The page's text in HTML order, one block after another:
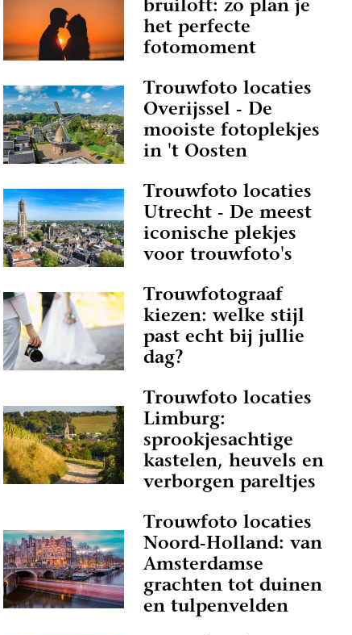
bruiloft: zo plan je
het perfecte
fotomoment
Trouwfoto locaties
Overijssel - De
mooiste fotoplekjes
in 't Oosten
Trouwfoto locaties
Utrecht - De meest
iconische plekjes
voor trouwfoto's
Trouwfotograaf
kiezen: welke stijl
past echt bij jullie
dag?
Trouwfoto locaties
Limburg:
sprookjesachtige
kastelen, heuvels en
verborgen pareltjes
Trouwfoto locaties
Noord-Holland: van
Amsterdamse
grachten tot duinen
en tulpenvelden